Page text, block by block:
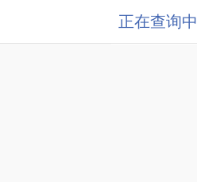
正在查询中